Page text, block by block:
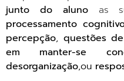
junto do alunoas
processamento
percepção, questões
em manter-se
desorganização,ou